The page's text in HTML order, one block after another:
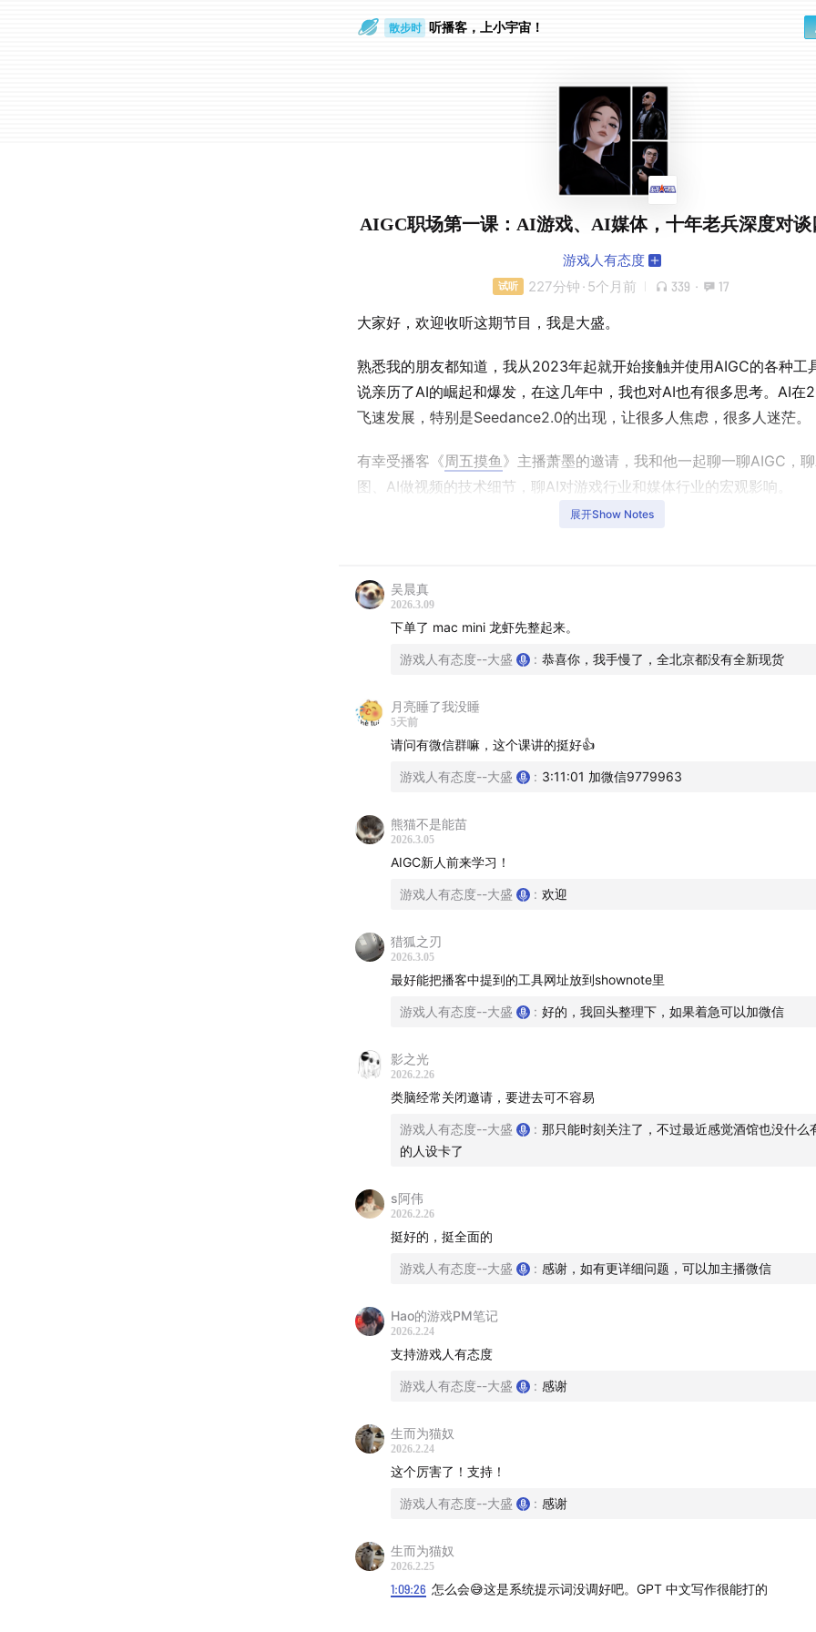
通勤路上 听播客，上小宇宙！
AIGC职场第一课：AI游戏、AI媒体，十年老兵深度对谈
游戏人有态度
试听 227分钟 · 5个月前 339 · 17
大家好，欢迎收听这期节目，我是大盛。
熟悉我的朋友都知道，我从2023年起就开始接触并使用AIGC的各种工
说亲历了AI的崛起和爆发，在这几年中，我也对AI也有很多思考。AI在
飞速发展，特别是Seedance2.0的出现，让很多人焦虑，很多人迷茫。
有幸受播客《周五摸鱼 》主播萧墨的邀请，我和他一起聊一聊AIGC，
图、AI做视频的技术细节，聊AI对游戏行业和媒体行业的宏观影响。
相对于其他软件的不同，AI产品的使用价格非常的高，两位主播都在其
多的钱，去学习，去沉淀。
这期播客我们筹备了一个多月，录制了三次，持续了五个多小时，终于
我们用自己的时间和金钱，总结出来了大量AI使用经验，尽在本期。
如果您买了本期播客，可以在评论区对主播进行提问，我们知无不言，
第一部分：两个主播的自我介绍，以及在AI上的学习经历分享
第二部分：大语言模型的使用经验分享——写文案，写文章
第三部分：AIGC产品的使用经验分享——AI绘图，AI视频，工作流
第五部分：如果想用AI做自媒体，推荐走哪几条路
AI投资与应用经验分享
05:34 AI在职场与创作中的应用分享
AI与游戏行业创新：从怀疑到实践的转变
18:40 AI在内容生产行业的变革影响
AI学习与实践：从免费工具入门到高级平台
AI赋能内容创作：人机协作的实践与思考
AI技术在图像处理中的创新应用
38:12 大语言模型在文案与写作中的应用技巧
AI辅助写作：从选题到成文的全流程优化
展开Show Notes
吴晨真
2026.3.09
下单了 mac mini 龙虾先整起来。
游戏人有态度--大盛 : 恭喜你，我手慢了，全北京都没有全新现货
月亮睡了我没睡
5天前
请问有微信群嘛，这个课讲的挺好👍
游戏人有态度--大盛 : 3:11:01 加微信9779963
熊猫不是能苗
2026.3.05
AIGC新人前来学习！
游戏人有态度--大盛 : 欢迎
猎狐之刃
2026.3.05
最好能把播客中提到的工具网址放到shownote里
游戏人有态度--大盛 : 好的，我回头整理下，如果着急可以加微信
影之光
2026.2.26
类脑经常关闭邀请，要进去可不容易
游戏人有态度--大盛 : 那只能时刻关注了，不过最近感觉酒馆也没什么
的人设卡了
s阿伟
2026.2.26
挺好的，挺全面的
游戏人有态度--大盛 : 感谢，如有更详细问题，可以加主播微信
Hao的游戏PM笔记
2026.2.24
支持游戏人有态度
游戏人有态度--大盛 : 感谢
生而为猫奴
2026.2.24
这个厉害了！支持！
游戏人有态度--大盛 : 感谢
生而为猫奴
2026.2.25
1:09:26 怎么会😅这是系统提示词没调好吧。GPT 中文写作很能打的